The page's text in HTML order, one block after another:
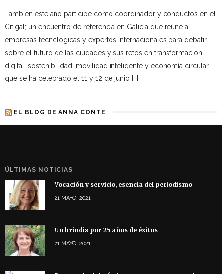
Tambien este año participé como coordinador y conductos en el
Citigal; un encuentro de referencia en Galicia que reúne a
empresas tecnológicas y expertos internacionales para debatir
sobre el futuro de las ciudades y sus retos en transformación
digital, sostenibilidad, movilidad inteligente y economía circular,
que se ha celebrado el 11 y 12 de junio […]
EL BLOG DE ANNA CONTE
ÚLTIMAS NOTICIAS
Vocación y servicio, esencia del periodismo
21 MAYO, 2021
Un brindis por 25 años de éxitos
21 MAYO, 2021